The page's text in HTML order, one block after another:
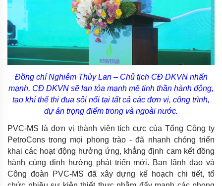
Đồng chí Nghiêm Thùy Lan – Chủ tịch CĐ DKVN nhấn
mạnh, CĐ DKVN sẽ lan tỏa mạnh mẽ tinh thần hành động,
tạo khí thế thi đua sôi nổi tại tất cả các đơn vị, công trình,
dự án trọng điểm trong và ngoài nước.
PVC-MS là đơn vị thành viên tích cực của Tổng Công ty
PetroCons trong mọi phong trào - đã nhanh chóng triển
khai các hoạt động hưởng ứng, khẳng định cam kết đồng
hành cùng định hướng phát triển mới. Ban lãnh đạo và
Công đoàn PVC-MS đã xây dựng kế hoạch chi tiết, tổ